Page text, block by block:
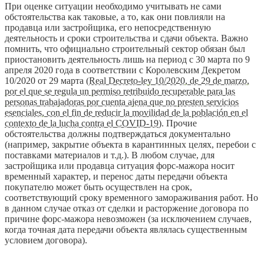
При оценке ситуации необходимо учитывать не сами
обстоятельства как таковые, а то, как они повлияли на
продавца или застройщика, его непосредственную
деятельность и сроки строительства и сдачи объекта. Важно
помнить, что официально строительный сектор обязан был
приостановить деятельность лишь на период с 30 марта по 9
апреля 2020 года в соответствии с Королевским Декретом
10/2020 от 29 марта (Real Decreto-ley 10/2020, de 29 de marzo,
por el que se regula un permiso retribuido recuperable para las
personas trabajadoras por cuenta ajena que no presten servicios
esenciales, con el fin de reducir la movilidad de la población en el
contexto de la lucha contra el COVID-19). Прочие
обстоятельства должны подтверждаться документально
(например, закрытие объекта в карантинных целях, перебои с
поставками материалов и т.д.). В любом случае, для
застройщика или продавца ситуация форс-мажора носит
временный характер, и перенос даты передачи объекта
покупателю может быть осуществлен на срок,
соответствующий сроку временного замораживания работ. Но
в данном случае отказ от сделки и расторжение договора по
причине форс-мажора невозможен (за исключением случаев,
когда точная дата передачи объекта являлась существенным
условием договора).